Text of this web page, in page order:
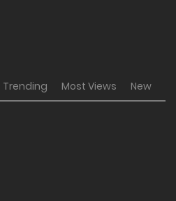
Trending Most Views New